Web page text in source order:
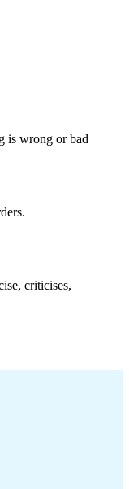
is wrong or bad
criticises,